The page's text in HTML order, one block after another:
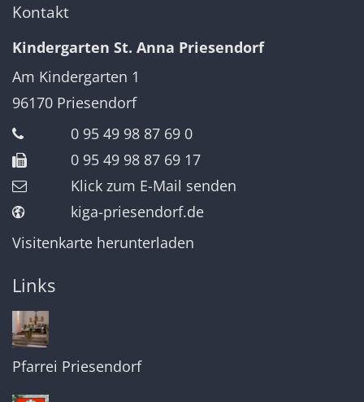
Kontakt
Kindergarten St. Anna Priesendorf
Am Kindergarten 1
96170 Priesendorf
0 95 49 98 87 69 0
0 95 49 98 87 69 17
Klick zum E-Mail senden
kiga-priesendorf.de
Visitenkarte herunterladen
Links
Pfarrei Priesendorf